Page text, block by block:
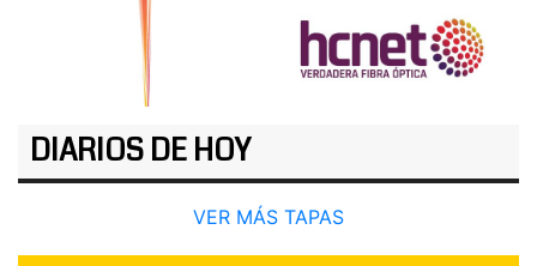
DIARIOS DE HOY
VER MÁS TAPAS